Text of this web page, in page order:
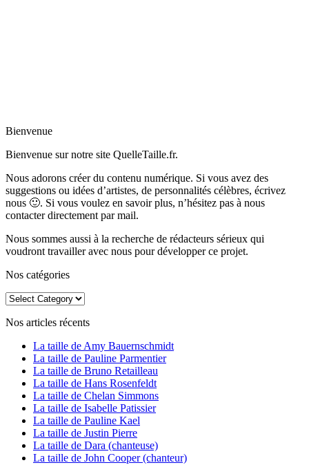
Bienvenue
Bienvenue sur notre site QuelleTaille.fr.
Nous adorons créer du contenu numérique. Si vous avez des
suggestions ou idées d’artistes, de personnalités célèbres, écrivez
nous 🙂. Si vous voulez en savoir plus, n’hésitez pas à nous
contacter directement par mail.
Nous sommes aussi à la recherche de rédacteurs sérieux qui
voudront travailler avec nous pour développer ce projet.
Nos catégories
Nos
Nos articles récents
La taille de Amy Bauernschmidt
La taille de Pauline Parmentier
La taille de Bruno Retailleau
La taille de Hans Rosenfeldt
La taille de Chelan Simmons
La taille de Isabelle Patissier
La taille de Pauline Kael
La taille de Justin Pierre
La taille de Dara (chanteuse)
La taille de John Cooper (chanteur)